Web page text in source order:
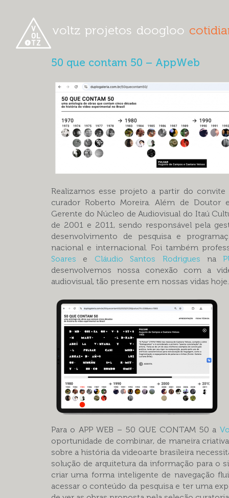
voltz projetos doogloo
50 que contam 50 – AppWeb
Realizamos esse projeto a partir do convite
curador Roberto Moreira. Além de Doutor
Gerente do Núcleo de Audiovisual do Itaú
de 2001 e 2011, sendo responsável pela
desenvolvimento de pesquisa e
nacional e internacional. Foi também
Soares e Cláudio Santos Rodrigues na
desenvolvemos nossa conexão com a
audiovisual, tão presente em nossas vidas hoje.
Para o APP WEB – 50 QUE CONTAM 50 a
oportunidade de combinar, de maneira
sobre a história da videoarte brasileira
solução de arquitetura da informação para o
criar uma forma inteligente de navegação
acessar o conteúdo da pesquisa e ter uma